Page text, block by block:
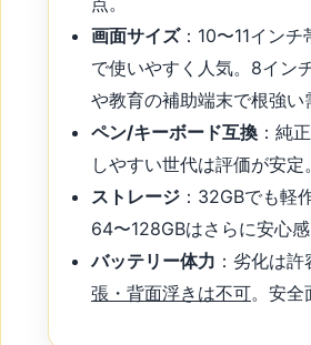
画面サイズ：10〜11イン
で使いやすく人気。8イン
や教育の補助端末で根強い
ペン/キーボード互換 ：純
しやすい世代は評価が安定。
ストレージ ：32GBでも軽
64〜128GBはさらに安心感
バッテリー体力 ：劣化は許
張・背面浮きは不可。安全